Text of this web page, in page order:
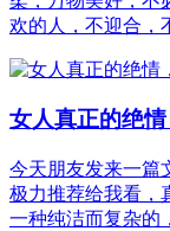
欢的人，不迎合
女人真正的绝情
今天朋友发来一篇
极力推荐给我看，
一种纯洁而复杂的